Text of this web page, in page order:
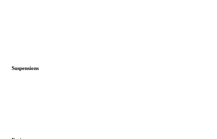
Suspensions